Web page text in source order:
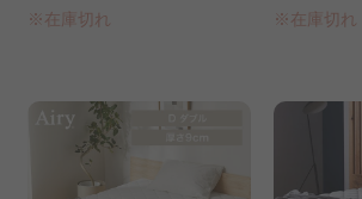
※在庫切れ ※在庫切れ